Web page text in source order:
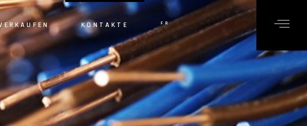
KONTAKTE FR
EN
PT